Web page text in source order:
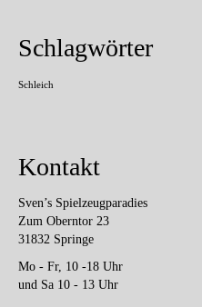
Schlagwörter
Schleich
Kontakt
Sven’s Spielzeugparadies
Zum Oberntor 23
31832 Springe
Mo - Fr, 10 -18 Uhr
und Sa 10 - 13 Uhr